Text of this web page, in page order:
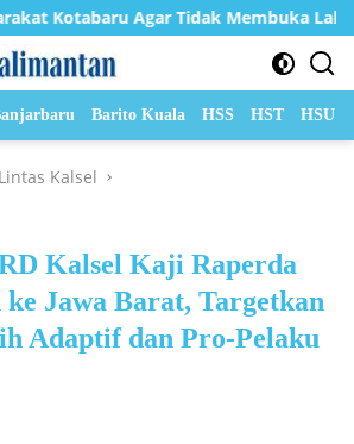
Agar Tidak Membuka Lahan dengan
Barito Kuala HSS HST HSU
Lintas Kalsel
Kalsel Kaji Raperda
ke Jawa Barat, Targetkan
Adaptif dan Pro-Pelaku